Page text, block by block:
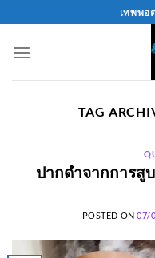
to
content
เทพพอ
TAG
ปากดำจากการสู
POSTED ON07/